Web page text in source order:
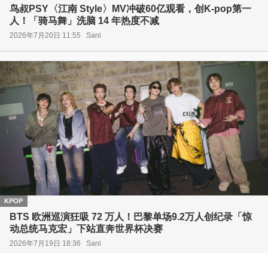
鸟叔PSY〈江南 Style〉MV冲破60亿观看，创K-pop第一
人！「骑马舞」洗脑 14 年热度不减
2026年7月20日 11:55 Sani
KPOP
BTS 欧洲巡演狂吸 72 万人！巴黎单场9.2万人创纪录「惊
动总统马克宏」下站直奔世界杯决赛
2026年7月19日 18:36 Sani